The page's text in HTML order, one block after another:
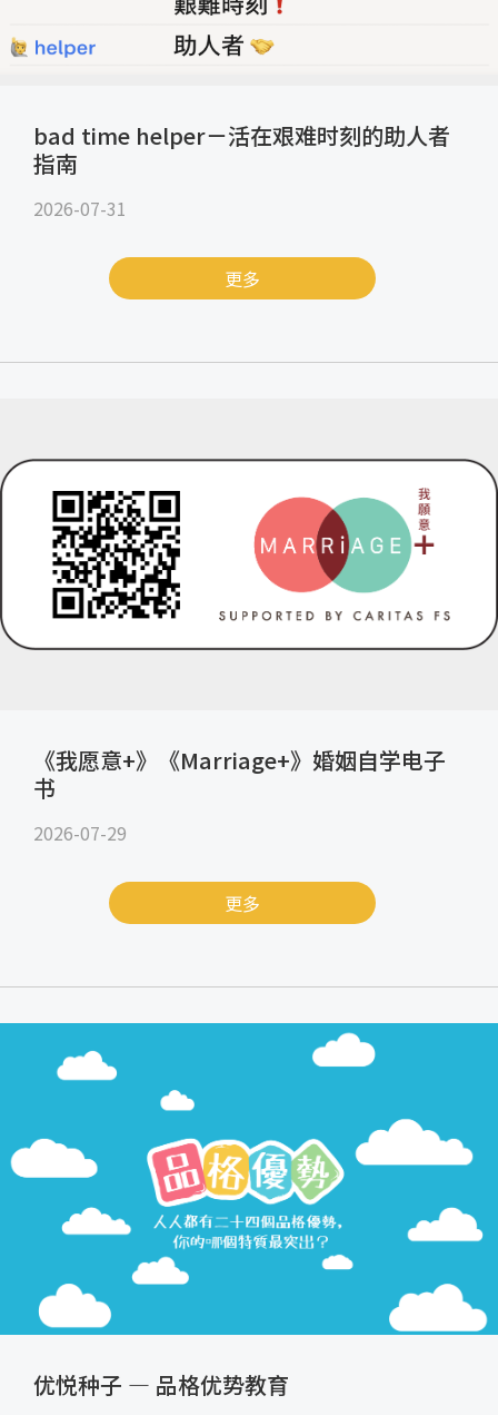
bad time helper－活在艰难时刻的助人者
指南
2026-07-31
更多
《我愿意+》《Marriage+》婚姻自学电子
书
2026-07-29
更多
优悦种子 — 品格优势教育